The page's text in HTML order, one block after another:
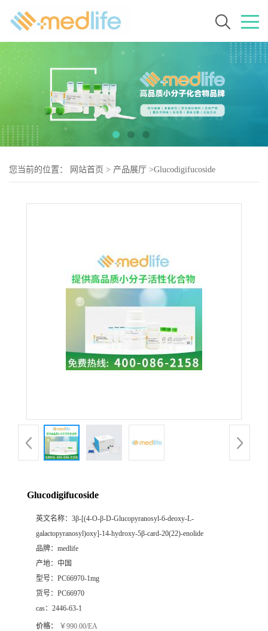
您当前的位置： 网站首页 > 产品展厅 >Glucodigifucoside
Glucodigifucoside
英文名称： 3β-[(4-O-β-D-Glucopyranosyl-6-deoxy-L-
galactopyranosyl)oxy]-14-hydroxy-5β-card-20(22)-enolide
品牌： medlife
产地： 中国
型号： PC66970-1mg
货号： PC66970
cas： 2446-63-1
价格： ￥990.00/EA